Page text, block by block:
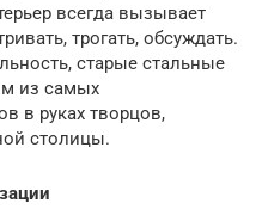
всегда вызывает
трогать, обсуждать.
старые стальные
из самых
в руках творцов,
столицы.